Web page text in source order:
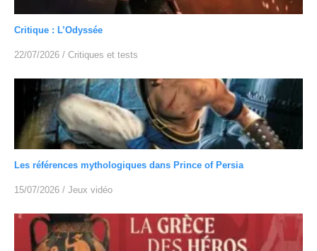
Critique : L’Odyssée
22/07/2026 / Critiques et tests
Les références mythologiques dans Prince of Persia
15/07/2026 / Jeux vidéo